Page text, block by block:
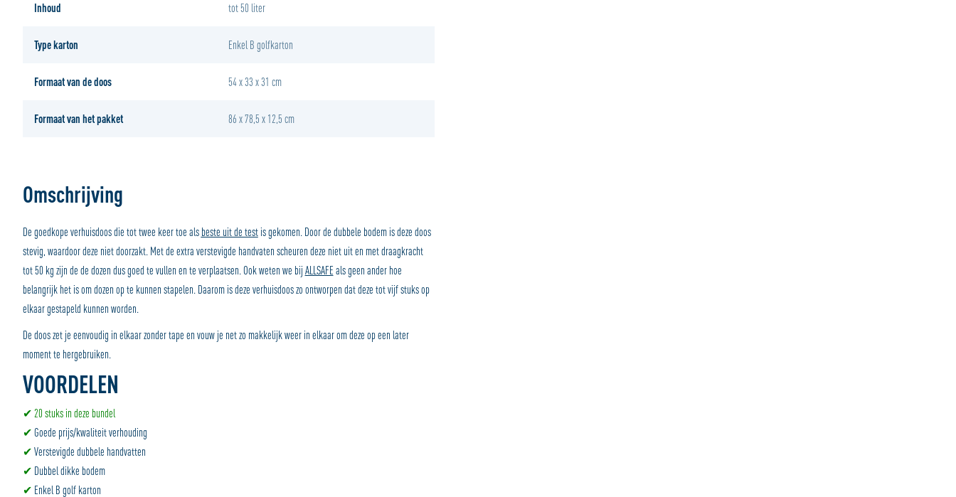
Inhoud tot 50 liter
Type karton Enkel B golfkarton
Formaat van de doos 54 x 33 x 31 cm
Formaat van het pakket 86 x 78,5 x 12,5 cm
Omschrijving
De goedkope verhuisdoos die tot twee keer toe als beste uit de testis gekomen. Door de dubbele bodem is deze doos
stevig, waardoor deze niet doorzakt. Met de extra verstevigde handvaten scheuren deze niet uit en met draagkracht
tot 50 kg zijn de de dozen dus goed te vullen en te verplaatsen. Ook weten we bij ALLSAFE als geen ander hoe
belangrijk het is om dozen op te kunnen stapelen. Daarom is deze verhuisdoos zo ontworpen dat deze tot vijf stuks op
elkaar gestapeld kunnen worden.
De doos zet je eenvoudig in elkaar zonder tape en vouw je net zo makkelijk weer in elkaar om deze op een later
moment te hergebruiken.
VOORDELEN
✔ 20 stuks in deze bundel
✔ Goede prijs/kwaliteit verhouding
✔ Verstevigde dubbele handvatten
✔ Dubbel dikke bodem
✔ Enkel B golf karton